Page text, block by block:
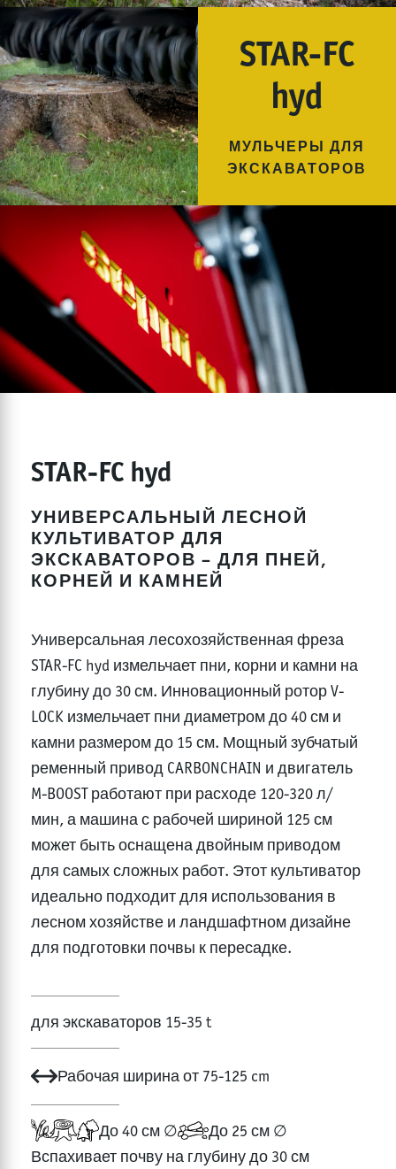
STAR-FC
hyd
МУЛЬЧЕРЫ ДЛЯ
ЭКСКАВАТОРОВ
STAR-FC hyd
УНИВЕРСАЛЬНЫЙ ЛЕСНОЙ
КУЛЬТИВАТОР ДЛЯ
ЭКСКАВАТОРОВ – ДЛЯ ПНЕЙ,
КОРНЕЙ И КАМНЕЙ
Универсальная лесохозяйственная фреза
STAR-FC hyd измельчает пни, корни и камни на
глубину до 30 см. Инновационный ротор V-
LOCK измельчает пни диаметром до 40 см и
камни размером до 15 см. Мощный зубчатый
ременный привод CARBONCHAIN и двигатель
M-BOOST работают при расходе 120-320 л/
мин, а машина с рабочей шириной 125 см
может быть оснащена двойным приводом
для самых сложных работ. Этот культиватор
идеально подходит для использования в
лесном хозяйстве и ландшафтном дизайне
для подготовки почвы к пересадке.
для экскаваторов 15-35 t
Рабочая ширина от 75-125 cm
До 40 см ∅
До 25 см ∅
Вспахивает почву на глубину до 30 см